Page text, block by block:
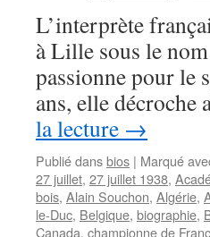
L’interprète
à Lille sous le
passionne pour le
ans, elle
la lecture →
Publié dansbios | Marqué
27 juillet, 27 juillet 1938,
bois, Alain Souchon, Algérie,
le-Duc, Belgique, biographie,
Canada, championne de